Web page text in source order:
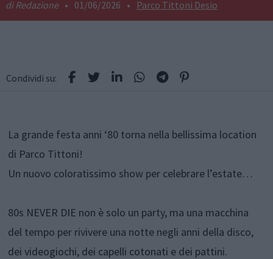
Redazione • 01/06/2026 • Parco Tittoni Desio
Condividi su:
La grande festa anni ‘80 torna nella bellissima location
di Parco Tittoni!
Un nuovo coloratissimo show per celebrare l’estate…
80s NEVER DIE non è solo un party, ma una macchina
del tempo per rivivere una notte negli anni della disco,
dei videogiochi, dei capelli cotonati e dei pattini.